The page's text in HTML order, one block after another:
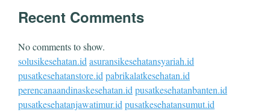
Recent Comments
No comments to show.
solusikesehatan.id asuransikesehatansyariah.id
pusatkesehatanstore.id pabrikalatkesehatan.id
perencanaandinaskesehatan.id pusatkesehatanbanten.id
pusatkesehatanjawatimur.id pusatkesehatansumut.id